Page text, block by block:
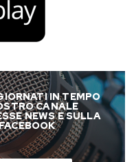
IN TEMPO
CANALE
NEWS E SULLA